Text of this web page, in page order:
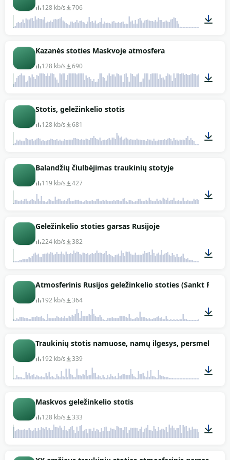
128 kb/s 706
Kazanės stoties Maskvoje atmosfera
128 kb/s 690
Stotis, geležinkelio stotis
128 kb/s 681
Balandžių čiulbėjimas traukinių stotyje
119 kb/s 427
Geležinkelio stoties garsas Rusijoje
224 kb/s 382
01:15
Atmosferinis Rusijos geležinkelio stoties (Sankt
192 kb/s 364
02:06
Traukinių stotis namuose, namų ilgesys, persmelktas
192 kb/s 339
Maskvos geležinkelio stotis
128 kb/s 333
03:04